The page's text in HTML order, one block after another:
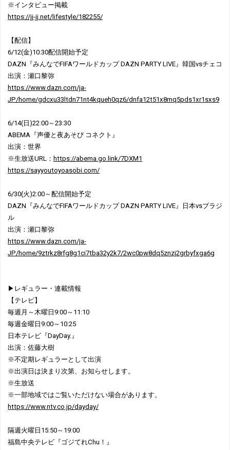
※インタビュー掲載
https://jj-jj.net/lifestyle/182255/
【配信】
6/12(金)10:30配信開始予定
DAZN『みんなでFIFAワールドカップ DAZN PARTY LIVE』韓国vsチェコ
出演：瀬口黎弥
https://www.dazn.com/ja-
JP/home/gdcxu33ltdn71nt4kqueh0qz6/dnfa12t51x8mq5pds1xr1sxs9
6/14(日)22:00～23:30
ABEMA『声優と夜あそび コネクト』
出演：世界
※生放送URL： https://abema.go.link/7DXM1
https://sayyoutoyoasobi.com/
6/30(火)2:00～配信開始予定
DAZN『みんなでFIFAワールドカップ DAZN PARTY LIVE』日本vsブラジ
ル
出演：瀬口黎弥
https://www.dazn.com/ja-
JP/home/9ztrkz8rfg8g1ci7tba32y2k7/2wc0pw8dq5znzj2grbyfxga6g
▶レギュラー・連載情報
【テレビ】
毎週月～木曜日9:00～11:10
毎週金曜日9:00～10:25
日本テレビ『DayDay.』
出演：佐藤大樹
※不定期レギュラーとして出演
※出演日は決まり次第、お知らせします。
※生放送
※一部地域ではご覧いただけない場合があります。
https://www.ntv.co.jp/dayday/
隔週火曜日15:50～19:00
福島中央テレビ『ゴジてれChu！』